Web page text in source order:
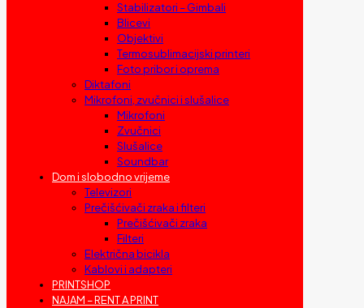
Stabilizatori – Gimbali
Blicevi
Objektivi
Termosublimacijski printeri
Foto pribor i oprema
Diktafoni
Mikrofoni, zvučnici i slušalice
Mikrofoni
Zvučnici
Slušalice
Soundbar
Dom i slobodno vrijeme
Televizori
Prečišćivači zraka i filteri
Prečišćivači zraka
Filteri
Električna bicikla
Kablovi i adapteri
PRINTSHOP
NAJAM – RENT A PRINT